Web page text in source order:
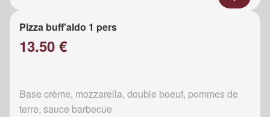
Pizza buff'aldo 1 pers
13.50 €
Base crème, mozzarella, double boeuf, pommes de
terre, sauce barbecue